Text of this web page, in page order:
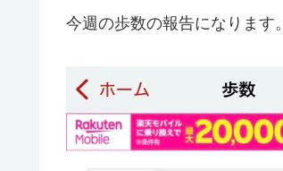
今週の歩数の報告になります。